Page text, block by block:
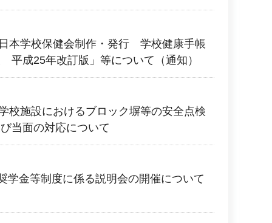
本学校保健会制作・発行 学校健康手帳
平成25年改訂版」等について（通知）
施設におけるブロック塀等の安全点検
当面の対応について
金等制度に係る説明会の開催について